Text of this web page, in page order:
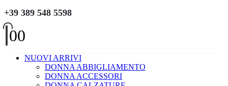
+39 389 548 5598
00
NUOVI ARRIVI
DONNA ABBIGLIAMENTO
DONNA ACCESSORI